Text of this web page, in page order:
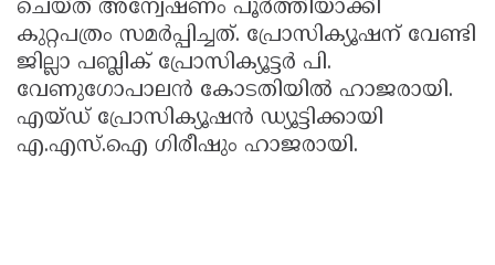
ചെയ്ത് അന്വേഷണം പൂർത്തിയാക്കി
കുറ്റപത്രം സമർപ്പിച്ചത്. പ്രോസിക്യൂഷന് വേണ്ടി
ജില്ലാ പബ്ലിക് പ്രോസിക്യൂട്ടർ പി.
വേണുഗോപാലൻ കോടതിയിൽ ഹാജരായി.
എയ്ഡ് പ്രോസിക്യൂഷൻ ഡ്യൂട്ടിക്കായി
എ.എസ്.ഐ ഗിരീഷും ഹാജരായി.